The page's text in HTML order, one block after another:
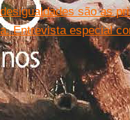
são as
Entrevista especial